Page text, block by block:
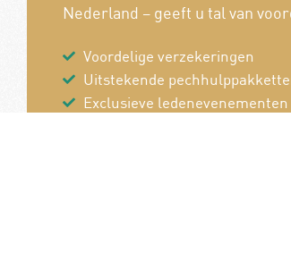
Nederland – geeft u tal van
Voordelige verzekeringen
Uitstekende
Exclusieve ledenevenementen